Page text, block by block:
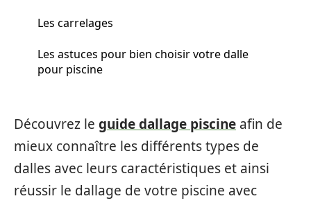
Les carrelages
Les astuces pour bien choisir votre dalle
pour piscine
Découvrez le guide dallage piscine afin de
mieux connaître les différents types de
dalles avec leurs caractéristiques et ainsi
réussir le dallage de votre piscine avec